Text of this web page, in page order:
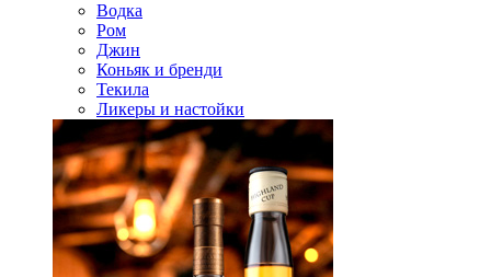
Водка
Ром
Джин
Коньяк и бренди
Текила
Ликеры и настойки